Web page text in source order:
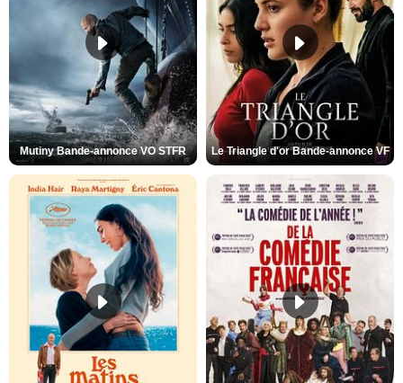
Mutiny Bande-annonce VO STFR Le Triangle d'or Bande-annonce VF